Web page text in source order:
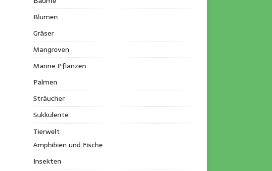
Blumen
Gräser
Mangroven
Marine Pflanzen
Palmen
Sträucher
Sukkulente
Tierwelt
Amphibien und Fische
Insekten